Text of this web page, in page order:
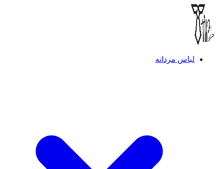
لباس مردانه